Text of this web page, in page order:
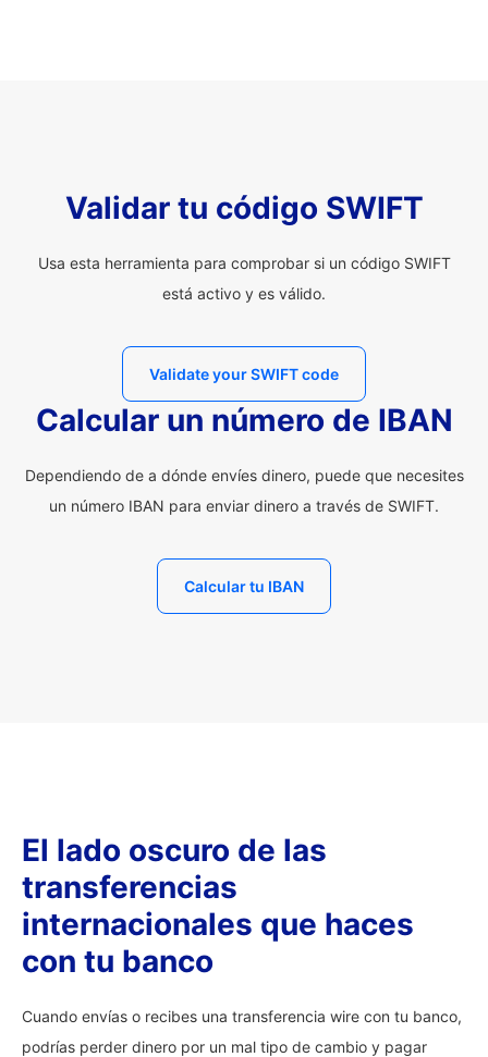
Validar tu código SWIFT
Usa esta herramienta para comprobar si un código SWIFT
está activo y es válido.
Validate your SWIFT code
Calcular un número de IBAN
Dependiendo de a dónde envíes dinero, puede que necesites
un número IBAN para enviar dinero a través de SWIFT.
Calcular tu IBAN
El lado oscuro de las
transferencias
internacionales que haces
con tu banco
Cuando envías o recibes una transferencia wire con tu banco,
podrías perder dinero por un mal tipo de cambio y pagar